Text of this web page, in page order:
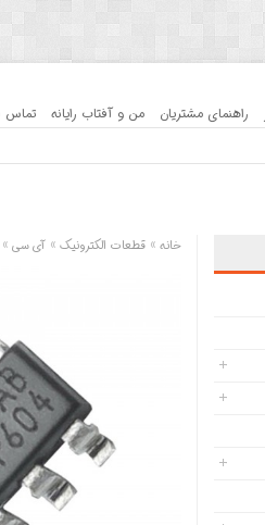
راهنمای مشتریان من و آفتاب رایانه تماس
خانه »قطعات الکترونیک »آی سی